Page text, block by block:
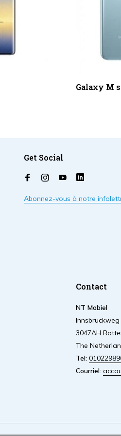
Galaxy M
Get Social
Abonnez-vous à notre
Contact
NT Mobiel
Innsbruckweg
3047AH
The
Tel:
Courriel: